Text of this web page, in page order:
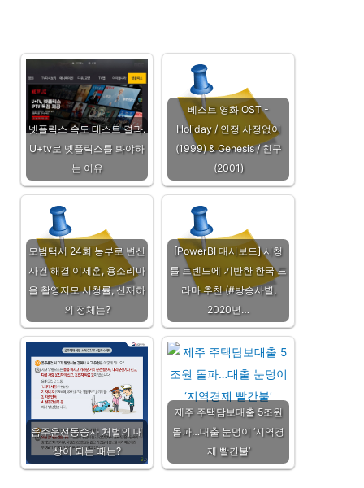
넷플릭스 속도 테스트 결과.
U+tv로 넷플릭스를 봐야하
는 이유
베스트 영화 OST -
Holiday / 인정 사정없이
(1999) & Genesis / 친구
(2001)
모범택시 24회 농부로 변신
사건 해결 이제훈, 용소리마
을 촬영지모 시청률, 신재하
의 정체는?
[PowerBI 대시보드] 시청
률 트렌드에 기반한 한국 드
라마 추천 (#방송사별,
2020년…
음주운전동승자 처벌의 대
상이 되는 때는?
제주 주택담보대출 5조원
돌파…대출 눈덩이 ‘지역경
제 빨간불’